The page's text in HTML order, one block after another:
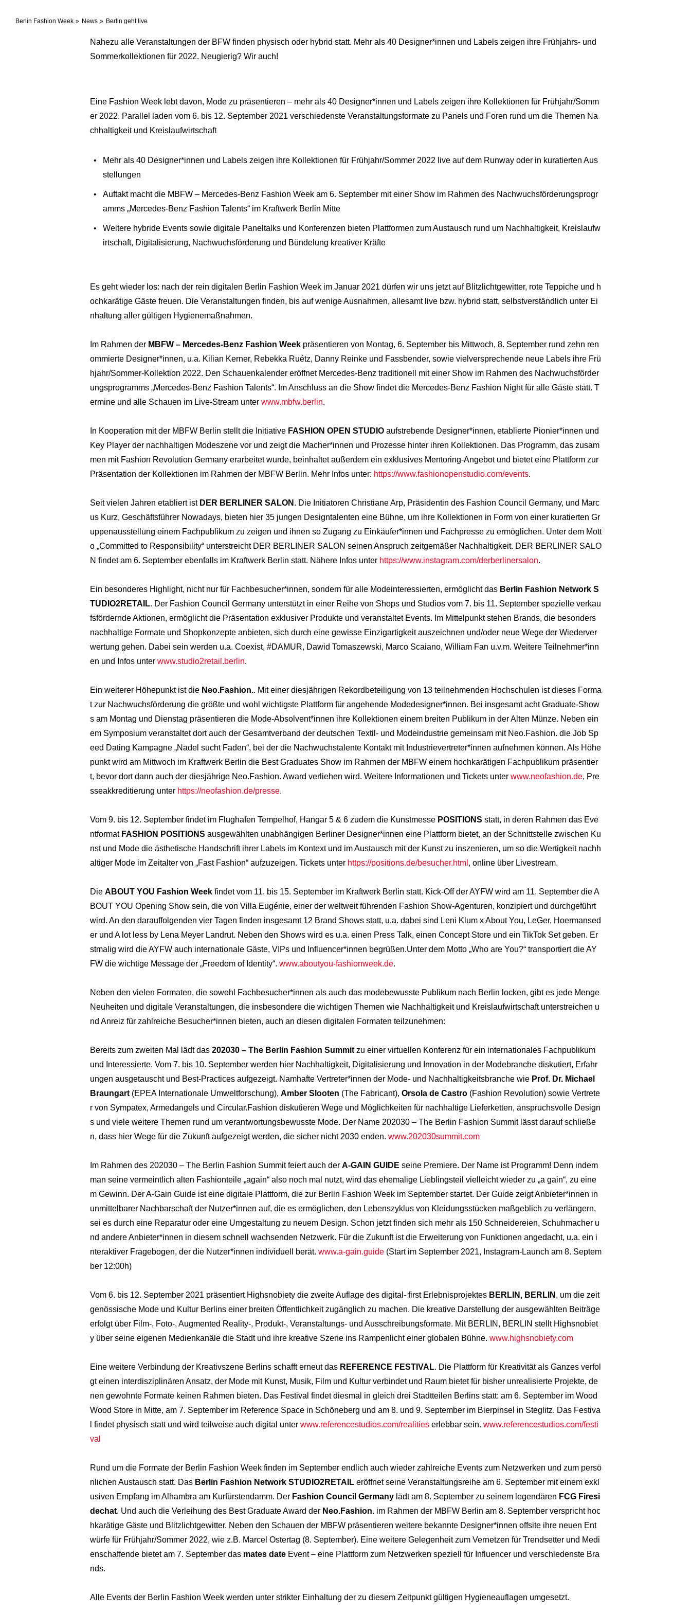
Berlin Fashion Week News Berlin geht live
Nahezu alle Veranstaltungen der BFW finden physisch oder hybrid statt. Mehr als 40 Designer*innen und Labels zeigen ihre Frühjahrs- und
Sommerkollektionen für 2022. Neugierig? Wir auch!
Eine Fashion Week lebt davon, Mode zu präsentieren – mehr als 40 Designer*innen und Labels zeigen ihre Kollektionen für Frühjahr/Somm
er 2022. Parallel laden vom 6. bis 12. September 2021 verschiedenste Veranstaltungsformate zu Panels und Foren rund um die Themen Na
chhaltigkeit und Kreislaufwirtschaft
Mehr als 40 Designer*innen und Labels zeigen ihre Kollektionen für Frühjahr/Sommer 2022 live auf dem Runway oder in kuratierten Aus
stellungen
Auftakt macht die MBFW – Mercedes-Benz Fashion Week am 6. September mit einer Show im Rahmen des Nachwuchsförderungsprogr
amms „Mercedes-Benz Fashion Talents“ im Kraftwerk Berlin Mitte
Weitere hybride Events sowie digitale Paneltalks und Konferenzen bieten Plattformen zum Austausch rund um Nachhaltigkeit, Kreislaufw
irtschaft, Digitalisierung, Nachwuchsförderung und Bündelung kreativer Kräfte
Es geht wieder los: nach der rein digitalen Berlin Fashion Week im Januar 2021 dürfen wir uns jetzt auf Blitzlichtgewitter, rote Teppiche und h
ochkarätige Gäste freuen. Die Veranstaltungen finden, bis auf wenige Ausnahmen, allesamt live bzw. hybrid statt, selbstverständlich unter Ei
nhaltung aller gültigen Hygienemaßnahmen.
Im Rahmen der MBFW – Mercedes-Benz Fashion Weekpräsentieren von Montag, 6. September bis Mittwoch, 8. September rund zehn ren
ommierte Designer*innen, u.a. Kilian Kerner, Rebekka Ruétz, Danny Reinke und Fassbender, sowie vielversprechende neue Labels ihre Frü
hjahr/Sommer-Kollektion 2022. Den Schauenkalender eröffnet Mercedes-Benz traditionell mit einer Show im Rahmen des Nachwuchsförder
ungsprogramms „Mercedes-Benz Fashion Talents“. Im Anschluss an die Show findet die Mercedes-Benz Fashion Night für alle Gäste statt. T
ermine und alle Schauen im Live-Stream unter www.mbfw.berlin.
In Kooperation mit der MBFW Berlin stellt die Initiative FASHION OPEN STUDIO aufstrebende Designer*innen, etablierte Pionier*innen und
Key Player der nachhaltigen Modeszene vor und zeigt die Macher*innen und Prozesse hinter ihren Kollektionen. Das Programm, das zusam
men mit Fashion Revolution Germany erarbeitet wurde, beinhaltet außerdem ein exklusives Mentoring-Angebot und bietet eine Plattform zur
Präsentation der Kollektionen im Rahmen der MBFW Berlin. Mehr Infos unter: https://www.fashionopenstudio.com/events.
Seit vielen Jahren etabliert ist DER BERLINER SALON . Die Initiatoren Christiane Arp, Präsidentin des Fashion Council Germany, und Marc
us Kurz, Geschäftsführer Nowadays, bieten hier 35 jungen Designtalenten eine Bühne, um ihre Kollektionen in Form von einer kuratierten Gr
uppenausstellung einem Fachpublikum zu zeigen und ihnen so Zugang zu Einkäufer*innen und Fachpresse zu ermöglichen. Unter dem Mott
o „Committed to Responsibility“ unterstreicht DER BERLINER SALON seinen Anspruch zeitgemäßer Nachhaltigkeit. DER BERLINER SALO
N findet am 6. September ebenfalls im Kraftwerk Berlin statt. Nähere Infos unter https://www.instagram.com/derberlinersalon.
Ein besonderes Highlight, nicht nur für Fachbesucher*innen, sondern für alle Modeinteressierten, ermöglicht das Berlin Fashion Network S
TUDIO2RETAIL. Der Fashion Council Germany unterstützt in einer Reihe von Shops und Studios vom 7. bis 11. September spezielle verkau
fsfördernde Aktionen, ermöglicht die Präsentation exklusiver Produkte und veranstaltet Events. Im Mittelpunkt stehen Brands, die besonders
nachhaltige Formate und Shopkonzepte anbieten, sich durch eine gewisse Einzigartigkeit auszeichnen und/oder neue Wege der Wiederver
wertung gehen. Dabei sein werden u.a. Coexist, #DAMUR, Dawid Tomaszewski, Marco Scaiano, William Fan u.v.m. Weitere Teilnehmer*inn
en und Infos unter www.studio2retail.berlin.
Ein weiterer Höhepunkt ist die Neo.Fashion.. Mit einer diesjährigen Rekordbeteiligung von 13 teilnehmenden Hochschulen ist dieses Forma
t zur Nachwuchsförderung die größte und wohl wichtigste Plattform für angehende Modedesigner*innen. Bei insgesamt acht Graduate-Show
s am Montag und Dienstag präsentieren die Mode-Absolvent*innen ihre Kollektionen einem breiten Publikum in der Alten Münze. Neben ein
em Symposium veranstaltet dort auch der Gesamtverband der deutschen Textil- und Modeindustrie gemeinsam mit Neo.Fashion. die Job Sp
eed Dating Kampagne „Nadel sucht Faden“, bei der die Nachwuchstalente Kontakt mit Industrievertreter*innen aufnehmen können. Als Höhe
punkt wird am Mittwoch im Kraftwerk Berlin die Best Graduates Show im Rahmen der MBFW einem hochkarätigen Fachpublikum präsentier
t, bevor dort dann auch der diesjährige Neo.Fashion. Award verliehen wird. Weitere Informationen und Tickets unter www.neofashion.de, Pre
sseakkreditierung unter https://neofashion.de/presse.
Vom 9. bis 12. September findet im Flughafen Tempelhof, Hangar 5 & 6 zudem die Kunstmesse POSITIONS statt, in deren Rahmen das Eve
ntformat FASHION POSITIONS ausgewählten unabhängigen Berliner Designer*innen eine Plattform bietet, an der Schnittstelle zwischen Ku
nst und Mode die ästhetische Handschrift ihrer Labels im Kontext und im Austausch mit der Kunst zu inszenieren, um so die Wertigkeit nachh
altiger Mode im Zeitalter von „Fast Fashion“ aufzuzeigen. Tickets unter https://positions.de/besucher.html , online über Livestream.
Die ABOUT YOU Fashion Weekfindet vom 11. bis 15. September im Kraftwerk Berlin statt. Kick-Off der AYFW wird am 11. September die A
BOUT YOU Opening Show sein, die von Villa Eugénie, einer der weltweit führenden Fashion Show-Agenturen, konzipiert und durchgeführt
wird. An den darauffolgenden vier Tagen finden insgesamt 12 Brand Shows statt, u.a. dabei sind Leni Klum x About You, LeGer, Hoermansed
er und A lot less by Lena Meyer Landrut. Neben den Shows wird es u.a. einen Press Talk, einen Concept Store und ein TikTok Set geben. Er
stmalig wird die AYFW auch internationale Gäste, VIPs und Influencer*innen begrüßen.Unter dem Motto „Who are You?“ transportiert die AY
FW die wichtige Message der „Freedom of Identity“. www.aboutyou-fashionweek.de.
Neben den vielen Formaten, die sowohl Fachbesucher*innen als auch das modebewusste Publikum nach Berlin locken, gibt es jede Menge
Neuheiten und digitale Veranstaltungen, die insbesondere die wichtigen Themen wie Nachhaltigkeit und Kreislaufwirtschaft unterstreichen u
nd Anreiz für zahlreiche Besucher*innen bieten, auch an diesen digitalen Formaten teilzunehmen:
Bereits zum zweiten Mal lädt das 202030 – The Berlin Fashion Summitzu einer virtuellen Konferenz für ein internationales Fachpublikum
und Interessierte. Vom 7. bis 10. September werden hier Nachhaltigkeit, Digitalisierung und Innovation in der Modebranche diskutiert, Erfahr
ungen ausgetauscht und Best-Practices aufgezeigt. Namhafte Vertreter*innen der Mode- und Nachhaltigkeitsbranche wie Prof. Dr. Michael
Braungart(EPEA Internationale Umweltforschung), Amber Slooten (The Fabricant), Orsola de Castro(Fashion Revolution) sowie Vertrete
r von Sympatex, Armedangels und Circular.Fashion diskutieren Wege und Möglichkeiten für nachhaltige Lieferketten, anspruchsvolle Design
s und viele weitere Themen rund um verantwortungsbewusste Mode. Der Name 202030 – The Berlin Fashion Summit lässt darauf schließe
n, dass hier Wege für die Zukunft aufgezeigt werden, die sicher nicht 2030 enden. www.202030summit.com
Im Rahmen des 202030 – The Berlin Fashion Summit feiert auch der A-GAIN GUIDE seine Premiere. Der Name ist Programm! Denn indem
man seine vermeintlich alten Fashionteile „again“ also noch mal nutzt, wird das ehemalige Lieblingsteil vielleicht wieder zu „a gain“, zu eine
m Gewinn. Der A-Gain Guide ist eine digitale Plattform, die zur Berlin Fashion Week im September startet. Der Guide zeigt Anbieter*innen in
unmittelbarer Nachbarschaft der Nutzer*innen auf, die es ermöglichen, den Lebenszyklus von Kleidungsstücken maßgeblich zu verlängern,
sei es durch eine Reparatur oder eine Umgestaltung zu neuem Design. Schon jetzt finden sich mehr als 150 Schneidereien, Schuhmacher u
nd andere Anbieter*innen in diesem schnell wachsenden Netzwerk. Für die Zukunft ist die Erweiterung von Funktionen angedacht, u.a. ein i
nteraktiver Fragebogen, der die Nutzer*innen individuell berät. www.a-gain.guide(Start im September 2021, Instagram-Launch am 8. Septem
ber 12:00h)
Vom 6. bis 12. September 2021 präsentiert Highsnobiety die zweite Auflage des digital- first Erlebnisprojektes BERLIN, BERLIN , um die zeit
genössische Mode und Kultur Berlins einer breiten Öffentlichkeit zugänglich zu machen. Die kreative Darstellung der ausgewählten Beiträge
erfolgt über Film-, Foto-, Augmented Reality-, Produkt-, Veranstaltungs- und Ausschreibungsformate. Mit BERLIN, BERLIN stellt Highsnobiet
y über seine eigenen Medienkanäle die Stadt und ihre kreative Szene ins Rampenlicht einer globalen Bühne. www.highsnobiety.com
Eine weitere Verbindung der Kreativszene Berlins schafft erneut das REFERENCE FESTIVAL. Die Plattform für Kreativität als Ganzes verfol
gt einen interdisziplinären Ansatz, der Mode mit Kunst, Musik, Film und Kultur verbindet und Raum bietet für bisher unrealisierte Projekte, de
nen gewohnte Formate keinen Rahmen bieten. Das Festival findet diesmal in gleich drei Stadtteilen Berlins statt: am 6. September im Wood
Wood Store in Mitte, am 7. September im Reference Space in Schöneberg und am 8. und 9. September im Bierpinsel in Steglitz. Das Festiva
l findet physisch statt und wird teilweise auch digital unter www.referencestudios.com/realitieserlebbar sein. www.referencestudios.com/festi
val
Rund um die Formate der Berlin Fashion Week finden im September endlich auch wieder zahlreiche Events zum Netzwerken und zum persö
nlichen Austausch statt. Das Berlin Fashion Network STUDIO2RETAILeröffnet seine Veranstaltungsreihe am 6. September mit einem exkl
usiven Empfang im Alhambra am Kurfürstendamm. Der Fashion Council Germanylädt am 8. September zu seinem legendären FCG Firesi
dechat. Und auch die Verleihung des Best Graduate Award der Neo.Fashion.im Rahmen der MBFW Berlin am 8. September verspricht hoc
hkarätige Gäste und Blitzlichtgewitter. Neben den Schauen der MBFW präsentieren weitere bekannte Designer*innen offsite ihre neuen Ent
würfe für Frühjahr/Sommer 2022, wie z.B. Marcel Ostertag (8. September). Eine weitere Gelegenheit zum Vernetzen für Trendsetter und Medi
enschaffende bietet am 7. September das mates dateEvent – eine Plattform zum Netzwerken speziell für Influencer und verschiedenste Bra
nds.
Alle Events der Berlin Fashion Week werden unter strikter Einhaltung der zu diesem Zeitpunkt gültigen Hygieneauflagen umgesetzt.